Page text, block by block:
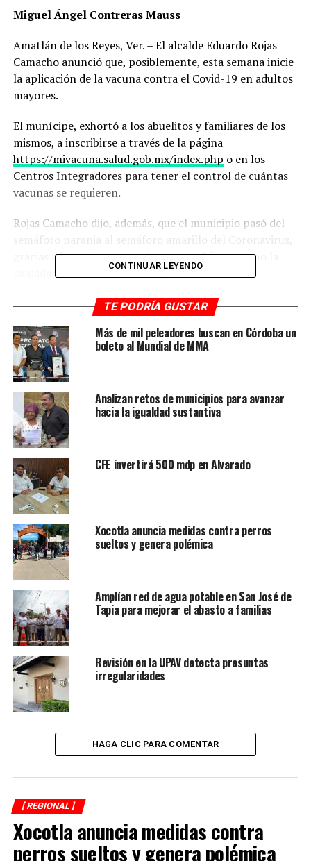
Miguel Ángel Contreras Mauss
Amatlán de los Reyes, Ver. – El alcalde Eduardo Rojas
Camacho anunció que, posiblemente, esta semana inicie
la aplicación de la vacuna contra el Covid-19 en adultos
mayores.
El munícipe, exhortó a los abuelitos y familiares de los
mismos, a inscribirse a través de la página
https://mivacuna.salud.gob.mx/index.php o en los
Centros Integradores para tener el control de cuántas
vacunas se requieren.
Rojas Camacho dijo, además, que el municipio pasó del
semáforo naranja al semáforo amarillo del Coronavirus,
gracias a las acciones que, tanto su gobierno como la
ciudadanía, han emprendido para disminuir los
“Este esfuerzo conjunto entre el Gobierno federal y
municipal se tiene que aprovechar, tiene que
optimizarse, es una medida sanitaria importante, por
eso deben todos los adultos mayores vacunarse”, agregó.
El alcalde confió que en los próximos días se estará
aplicando la vacuna en este municipio.
DESPUÉS
Van por implicados Caso Ernestina
ANTES
Concluye vacunación en Yanga
CONTINUAR LEYENDO
TE PODRÍA GUSTAR
Más de mil peleadores buscan en Córdoba un
boleto al Mundial de MMA
Analizan retos de municipios para avanzar
hacia la igualdad sustantiva
CFE invertirá 500 mdp en Alvarado
Xocotla anuncia medidas contra perros
sueltos y genera polémica
Amplían red de agua potable en San José de
Tapia para mejorar el abasto a familias
Revisión en la UPAV detecta presuntas
irregularidades
HAGA CLIC PARA COMENTAR
[ REGIONAL ]
Xocotla anuncia medidas contra
perros sueltos y genera polémica